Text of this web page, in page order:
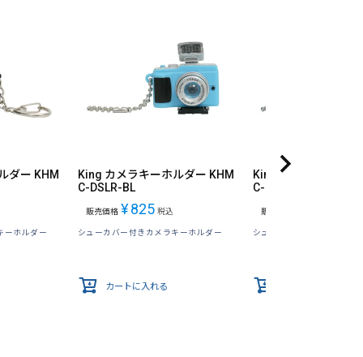
ダー KHM
ーホルダー
King カメラキーホルダー KHM
C-DSLR-BL
販売価格 ¥825 税込
シューカバー付きカメラキーホルダー
カートに入れる
King カメラキーホル
C-DSLR-YE
販売価格
シューカバー付きカメラキ